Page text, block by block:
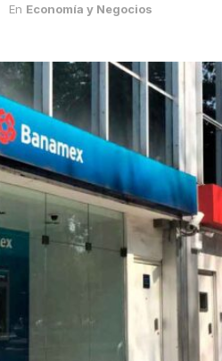
En Economía y Negocios